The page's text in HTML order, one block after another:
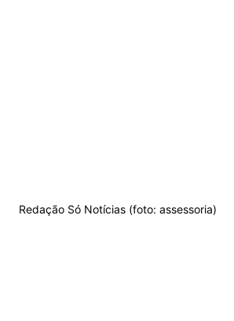
Redação Só Notícias (foto: assessoria)